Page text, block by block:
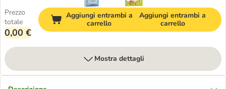
Prezzo
totale
0,00 €
Aggiungi entrambi a
carrello
Aggiungi entrambi a
carrello
Mostra dettagli